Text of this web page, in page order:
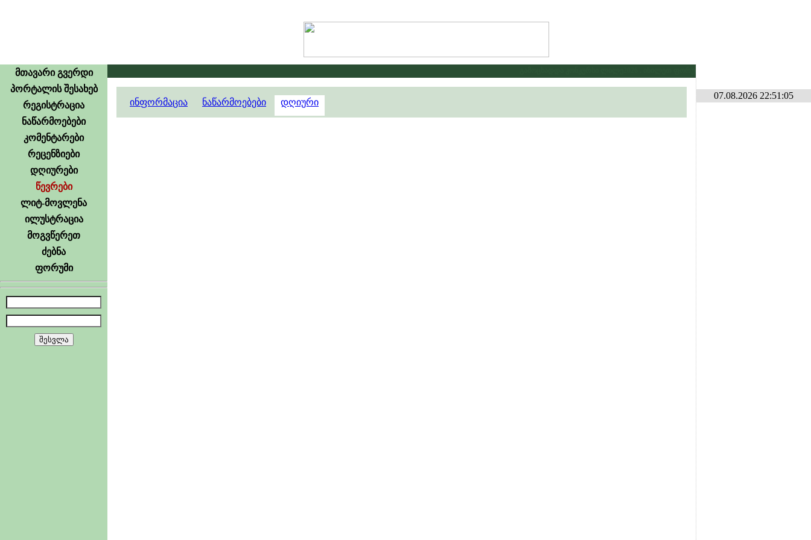
მთავარი გვერდი
პორტალის შესახებ
რეგისტრაცია
ნაწარმოებები
კომენტარები
რეცენზიები
დღიურები
წევრები
ლიტ-მოვლენა
ილუსტრაცია
მოგვწერეთ
ძებნა
ფორუმი
გამოცხადდა კონკურსი ლილე2026 . იხილეთ ფორუმზე კონკურსების განყოფილებაში
ინფორმაცია ნაწარმოებები დღიური
07.08.2026 22:51:05